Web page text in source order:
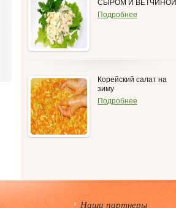
СЫРОМ И ВЕТЧИНОЙ
Подробнее
Корейский салат на
зиму
Подробнее
Наши партнеры